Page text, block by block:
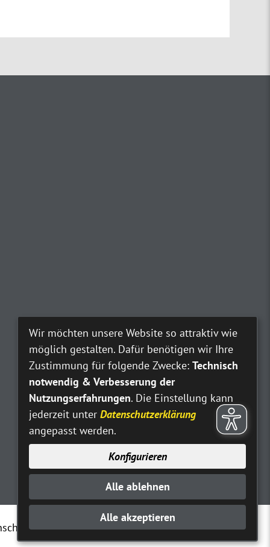
Erklärung zur Barrierefreiheit Kontakt
Wir möchten unsere Website so attraktiv wie
möglich gestalten. Dafür benötigen wir Ihre
Zustimmung für folgende Zwecke: Technisch
notwendig & Verbesserung der
Nutzungserfahrungen. Die Einstellung kann
jederzeit unter Datenschutzerklärung
angepasst werden.
Konfigurieren
Alle ablehnen
Alle akzeptieren